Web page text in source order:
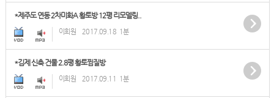
*제주도 연동 2차미화A 황토방 12평 리모델링..
이희원 2017.09.18 1분
*김제 신축 건물 2.8평 황토찜질방
이희원 2017.09.11 1분